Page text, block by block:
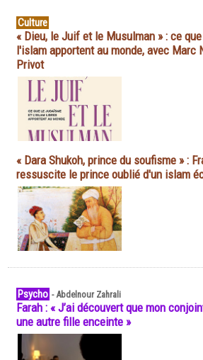
Culture
« Dieu, le Juif et le Musulman » : ce
l'islam apportent au monde, avec Marc
Privot
« Dara Shukoh, prince du soufisme » :
ressuscite le prince oublié d'un islam
Psycho -Abdelnour Zahrali
Farah : « J’ai découvert que mon
une autre fille enceinte »